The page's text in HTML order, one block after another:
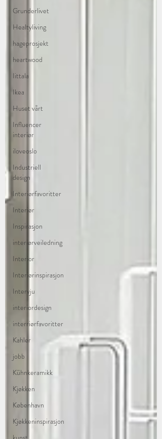
Grunderlivet
Healtyliving
hageprosjekt
heartwood
Iittala
Ikea
Huset vårt
Influencer
interiør
iloveoslo
Industriell
design
Interiørfavoritter
Interiør
Inspirasjon
interiørveiledning
Interior
Interiørinspirasjon
Intervju
interiordesign
interriørfavoritter
Kahler
jobb
Kühnkeramikk
Kjøkken
København
Kjøkkeninspirasjon